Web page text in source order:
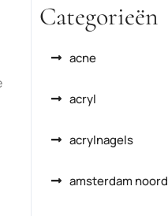
Categorieën
acne
acryl
acrylnagels
amsterdam noord